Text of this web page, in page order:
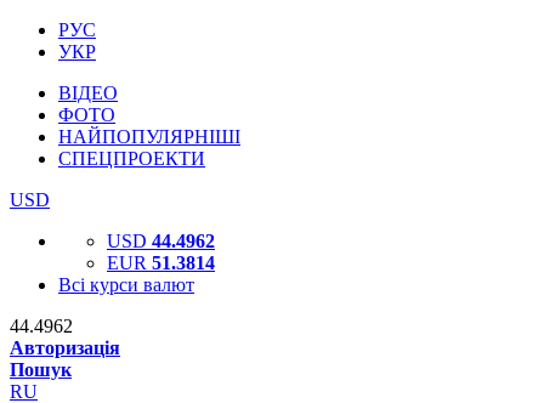
РУС
УКР
ВІДЕО
ФОТО
НАЙПОПУЛЯРНІШІ
СПЕЦПРОЕКТИ
USD
USD 44.4962
EUR 51.3814
Всі курси валют
44.4962
Авторизація
Пошук
RU